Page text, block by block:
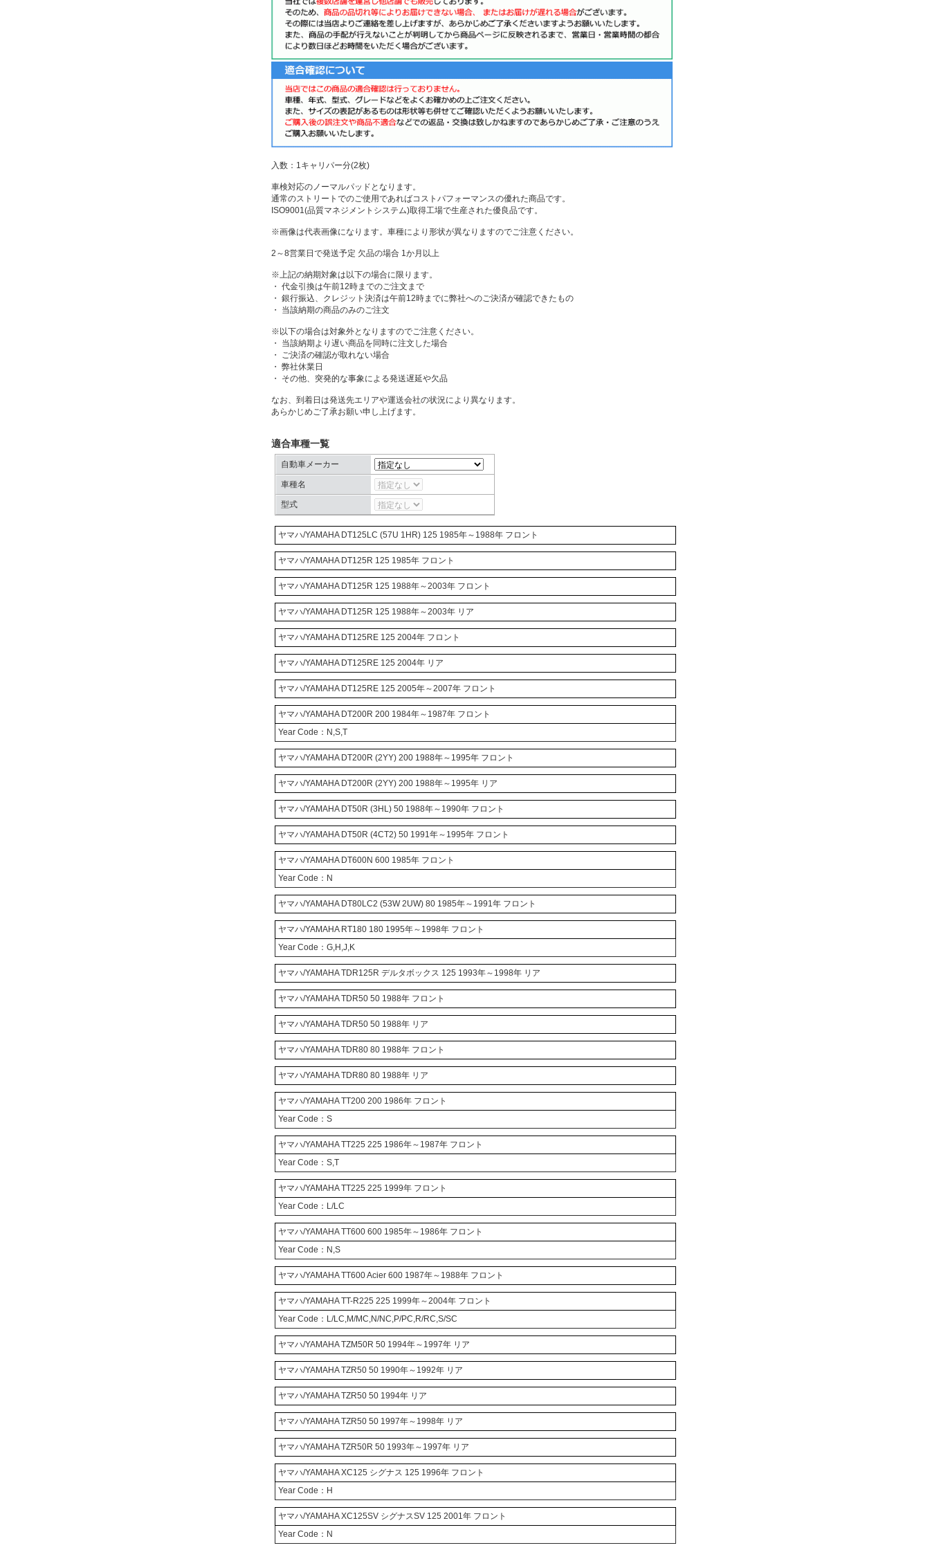
入数：1キャリパー分(2枚)
車検対応のノーマルパッドとなります。
通常のストリートでのご使用であればコストパフォーマンスの優れた商品です。
ISO9001(品質マネジメントシステム)取得工場で生産された優良品です。
※画像は代表画像になります。車種により形状が異なりますのでご注意ください。
2～8営業日で発送予定 欠品の場合 1か月以上
※上記の納期対象は以下の場合に限ります。
・ 代金引換は午前12時までのご注文まで
・ 銀行振込、クレジット決済は午前12時までに弊社へのご決済が確認できたもの
・ 当該納期の商品のみのご注文
※以下の場合は対象外となりますのでご注意ください。
・ 当該納期より遅い商品を同時に注文した場合
・ ご決済の確認が取れない場合
・ 弊社休業日
・ その他、突発的な事象による発送遅延や欠品
なお、到着日は発送先エリアや運送会社の状況により異なります。
あらかじめご了承お願い申し上げます。
適合車種一覧
自動車メーカー
車種名
型式
ヤマハ/YAMAHA DT125LC (57U 1HR) 125 1985年～1988年 フロント
ヤマハ/YAMAHA DT125R 125 1985年 フロント
ヤマハ/YAMAHA DT125R 125 1988年～2003年 フロント
ヤマハ/YAMAHA DT125R 125 1988年～2003年 リア
ヤマハ/YAMAHA DT125RE 125 2004年 フロント
ヤマハ/YAMAHA DT125RE 125 2004年 リア
ヤマハ/YAMAHA DT125RE 125 2005年～2007年 フロント
ヤマハ/YAMAHA DT200R 200 1984年～1987年 フロント
Year Code：N,S,T
ヤマハ/YAMAHA DT200R (2YY) 200 1988年～1995年 フロント
ヤマハ/YAMAHA DT200R (2YY) 200 1988年～1995年 リア
ヤマハ/YAMAHA DT50R (3HL) 50 1988年～1990年 フロント
ヤマハ/YAMAHA DT50R (4CT2) 50 1991年～1995年 フロント
ヤマハ/YAMAHA DT600N 600 1985年 フロント
Year Code：N
ヤマハ/YAMAHA DT80LC2 (53W 2UW) 80 1985年～1991年 フロント
ヤマハ/YAMAHA RT180 180 1995年～1998年 フロント
Year Code：G,H,J,K
ヤマハ/YAMAHA TDR125R デルタボックス 125 1993年～1998年 リア
ヤマハ/YAMAHA TDR50 50 1988年 フロント
ヤマハ/YAMAHA TDR50 50 1988年 リア
ヤマハ/YAMAHA TDR80 80 1988年 フロント
ヤマハ/YAMAHA TDR80 80 1988年 リア
ヤマハ/YAMAHA TT200 200 1986年 フロント
Year Code：S
ヤマハ/YAMAHA TT225 225 1986年～1987年 フロント
Year Code：S,T
ヤマハ/YAMAHA TT225 225 1999年 フロント
Year Code：L/LC
ヤマハ/YAMAHA TT600 600 1985年～1986年 フロント
Year Code：N,S
ヤマハ/YAMAHA TT600Acier 600 1987年～1988年 フロント
ヤマハ/YAMAHA TT-R225 225 1999年～2004年 フロント
Year Code：L/LC,M/MC,N/NC,P/PC,R/RC,S/SC
ヤマハ/YAMAHA TZM50R 50 1994年～1997年 リア
ヤマハ/YAMAHA TZR50 50 1990年～1992年 リア
ヤマハ/YAMAHA TZR50 50 1994年 リア
ヤマハ/YAMAHA TZR50 50 1997年～1998年 リア
ヤマハ/YAMAHA TZR50R 50 1993年～1997年 リア
ヤマハ/YAMAHA XC125 シグナス 125 1996年 フロント
Year Code：H
ヤマハ/YAMAHA XC125SV シグナスSV 125 2001年 フロント
Year Code：N